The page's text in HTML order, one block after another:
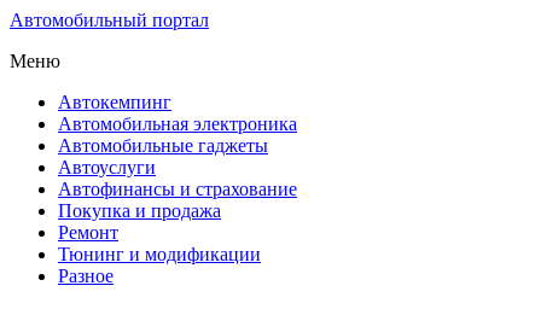
Автомобильный портал
Меню
Автокемпинг
Автомобильная электроника
Автомобильные гаджеты
Автоуслуги
Автофинансы и страхование
Покупка и продажа
Ремонт
Тюнинг и модификации
Разное